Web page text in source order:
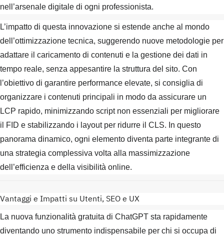
nell’arsenale digitale di ogni professionista.
L’impatto di questa innovazione si estende anche al mondo
dell’ottimizzazione tecnica, suggerendo nuove metodologie per
adattare il caricamento di contenuti e la gestione dei dati in
tempo reale, senza appesantire la struttura del sito. Con
l’obiettivo di garantire performance elevate, si consiglia di
organizzare i contenuti principali in modo da assicurare un
LCP rapido, minimizzando script non essenziali per migliorare
il FID e stabilizzando i layout per ridurre il CLS. In questo
panorama dinamico, ogni elemento diventa parte integrante di
una strategia complessiva volta alla massimizzazione
dell’efficienza e della visibilità online.
Vantaggi e Impatti su Utenti, SEO e UX
La nuova funzionalità gratuita di ChatGPT sta rapidamente
diventando uno strumento indispensabile per chi si occupa di